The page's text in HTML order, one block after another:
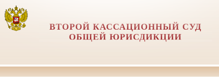
ВТОРОЙ КАССАЦИОННЫЙ СУД
ОБЩЕЙ ЮРИСДИКЦИИ